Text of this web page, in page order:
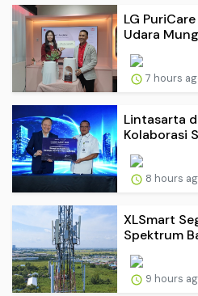
LG
Udara
7 hours
Lintasarta
Kolaborasi
8 hours
XLSmart
Spektrum
9 hours